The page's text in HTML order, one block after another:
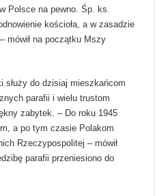
Polsce na pewno. Śp. ks.
kościoła, a w zasadzie
mówił na początku Mszy
służy do dzisiaj mieszkańcom
parafii i wielu trustom
zabytek. – Do roku 1945
a po tym czasie Polakom
Rzeczypospolitej – mówił
parafii przeniesiono do